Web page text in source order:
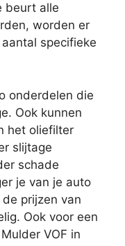
beurt alle
worden er
specifieke
onderdelen die
Ook kunnen
het oliefilter
slijtage
schade
je van je auto
prijzen van
Ook voor een
VOF in